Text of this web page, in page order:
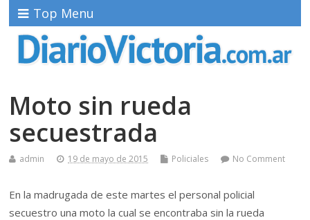
Top Menu
Moto sin rueda
secuestrada
admin 19 de mayo de 2015 Policiales No Comment
En la madrugada de este martes el personal policial
secuestro una moto la cual se encontraba sin la rueda